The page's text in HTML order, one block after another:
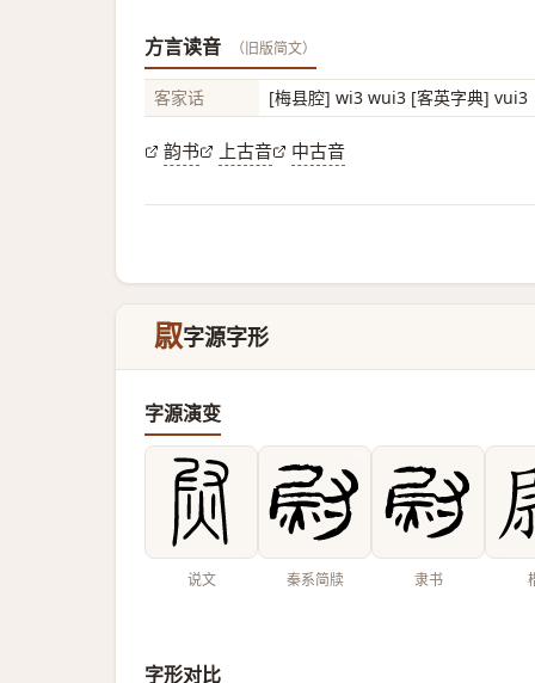
方言读音 （旧版简文）
客家话 [梅县腔] wi3 wui3 [客英字典] vui3
韵书 上古音 中古音
叞字源字形
字源演变
说文 秦系简牍 隶书
字形对比